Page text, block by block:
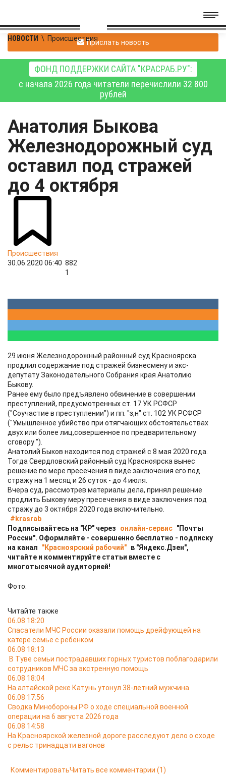
НОВОСТИ \ ПроисшествияПрислать новость
ФОНД ПОДДЕРЖКИ САЙТА "КРАСРАБ.РУ":
с начала 2026 года читатели перечислили 32 800
рублей
Анатолия Быкова
Железнодорожный суд
оставил под стражей
до 4 октября
Происшествия
30.06.2020 06:40 882
1
29 июня Железнодорожный районный суд Красноярска
продлил содержание под стражей бизнесмену и экс-
депутату Законодательного Собрания края Анатолию
Быкову.
Ранее ему было предъявлено обвинение в совершении
преступлений, предусмотренных ст. 17 УК РСФСР
("Соучастие в преступлении") и пп. "з,н" ст. 102 УК РСФСР
("Умышленное убийство при отягчающих обстоятельствах
двух или более лиц,совершенное по предварительному
сговору ").
Анатолий Быков находится под стражей с 8 мая 2020 года.
Тогда Свердловский районный суд Красноярска вынес
решение по мере пресечения в виде заключения его под
стражу на 1 месяц и 26 суток - до 4 июля.
Вчера суд, рассмотрев материалы дела, принял решение
продлить Быкову меру пресечения в виде заключения под
стражу до 3 октября 2020 года включительно.
#krasrab
Подписывайтесь на "КР" через
онлайн-сервис "Почты
России". Оформляйте - совершенно бесплатно - подписку
на канал
"Красноярский рабочий" в "Яндекс.Дзен",
читайте и комментируйте статьи вместе с
многотысячной аудиторией!
Фото:
Читайте также
06.08 18:20
Спасатели МЧС России оказали помощь дрейфующей на
катере семье с ребёнком
06.08 18:13
В Туве семьи пострадавших горных туристов поблагодарили
сотрудников МЧС за экстренную помощь
06.08 18:04
На алтайской реке Катунь утонул 38-летний мужчина
06.08 17:56
Сводка Минобороны РФ о ходе специальной военной
операции на 6 августа 2026 года
06.08 14:58
На Красноярской железной дороге расследуют дело о сходе
с рельс тринадцати вагонов
КомментироватьЧитать все комментарии (1)